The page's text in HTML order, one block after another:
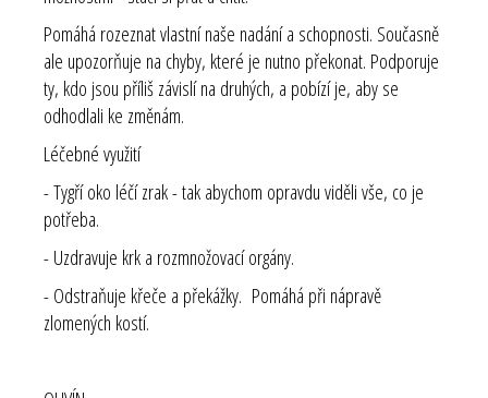
Pomáhá rozeznat vlastní naše nadání a schopnosti. Současně
ale upozorňuje na chyby, které je nutno překonat. Podporuje
ty, kdo jsou příliš závislí na druhých, a pobízí je, aby se
odhodlali ke změnám.
Léčebné využití
- Tygří oko léčí zrak - tak abychom opravdu viděli vše, co je
potřeba.
- Uzdravuje krk a rozmnožovací orgány.
- Odstraňuje křeče a překážky. Pomáhá při nápravě
zlomených kostí.